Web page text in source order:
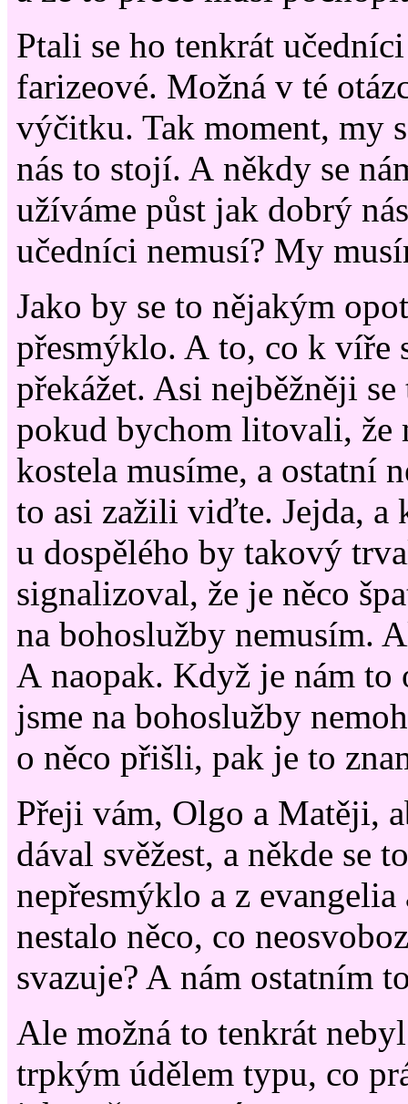
Ptali se ho tenkrát
farizeové. Možná v té
výčitku. Tak moment, my
nás to stojí. A někdy se
užíváme půst jak dobrý
učedníci nemusí? My
Jako by se to nějakým
přesmýklo. A to, co k víře
překážet. Asi nejběžněji
pokud bychom litovali, že
kostela musíme, a ostatní
to asi zažili viďte. Jejda, a
u dospělého by takový
signalizoval, že je něco
na bohoslužby nemusím.
A naopak. Když je nám to
jsme na bohoslužby
o něco přišli, pak je to
Přeji vám, Olgo a Matěji,
dával svěžest, a někde se
nepřesmýklo a z
nestalo něco, co
svazuje? A nám ostatním
Ale možná to tenkrát
trpkým údělem typu, co